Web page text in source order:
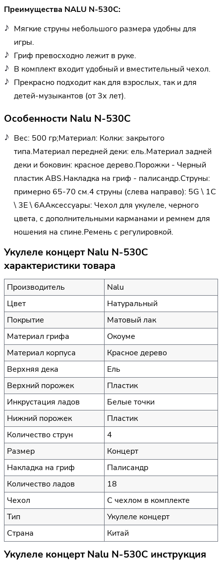
Преимущества NALU N-530C:
Мягкие струны небольшого размера удобны для
игры.
Гриф превосходно лежит в руке.
В комплект входит удобный и вместительный чехол.
Прекрасно подходит как для взрослых, так и для
детей-музыкантов (от 3х лет).
Особенности Nalu N-530C
Вес: 500 гр;Материал: Колки: закрытого
типа.Материал передней деки: ель.Материал задней
деки и боковин: красное дерево.Порожки - Черный
пластик ABS.Накладка на гриф - палисандр.Струны:
примерно 65-70 см.4 струны (слева направо): 5G \ 1C
\ 3E \ 6AАксессуары: Чехол для укулеле, черного
цвета, с дополнительными карманами и ремнем для
ношения на спине.Ремень с регулировкой.
Укулеле концерт Nalu N-530C
характеристики товара
Производитель
Nalu
Цвет
Натуральный
Покрытие
Матовый лак
Материал грифа
Окоуме
Материал корпуса
Красное дерево
Верхняя дека
Ель
Верхний порожек
Пластик
Инкрустация ладов
Белые точки
Нижний порожек
Пластик
Количество струн
4
Размер
Концерт
Накладка на гриф
Палисандр
Количество ладов
18
Чехол
С чехлом в комплекте
Тип
Укулеле концерт
Страна
Китай
Укулеле концерт Nalu N-530C инструкция